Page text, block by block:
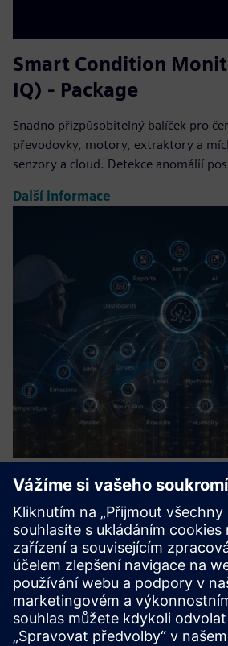
Smart Condition
IQ) - Package
Snadno přizpůsobitelný balíček pro
převodovky, motory, extraktory a
senzory a cloud. Detekce anomálií
Další informace
Connecting Sensors &
the Cloud
Brány společnosti PowTechnology
a starší stroje do cloudu a Siemens
Industrial Edge, bez kódování a bez
napájení. Baterie a solární energie pro
Další informace